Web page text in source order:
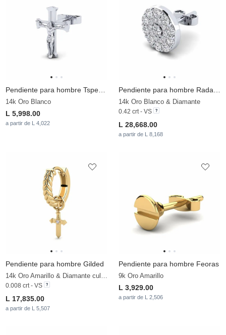
Pendiente para hombre Tspered
14k Oro Blanco
L 5,998.00
a partir de L 4,022
Pendiente para hombre Radana
14k Oro Blanco & Diamante
0.42 crt - VS
L 28,668.00
a partir de L 8,168
Pendiente para hombre Gilded
14k Oro Amarillo & Diamante cultivado en laboratorio
0.008 crt - VS
L 17,835.00
a partir de L 5,507
Pendiente para hombre Feoras
9k Oro Amarillo
L 3,929.00
a partir de L 2,506